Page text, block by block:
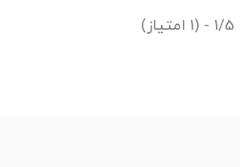
1/5 - (1 امتیاز)